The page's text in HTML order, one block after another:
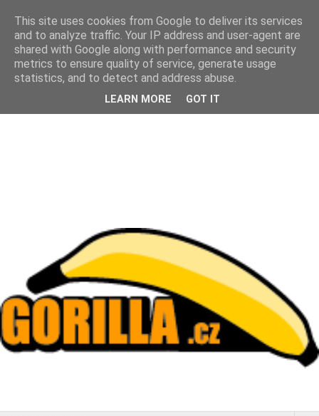
This site uses cookies from Google to deliver its services
and to analyze traffic. Your IP address and user-agent are
shared with Google along with performance and security
metrics to ensure quality of service, generate usage
statistics, and to detect and address abuse.
LEARN MORE GOT IT